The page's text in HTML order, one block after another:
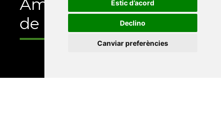
Estic d’acord
Declino
Canviar preferències
Amb el suport
de